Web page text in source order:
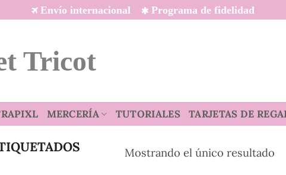
Envío internacional Programa de fidelidad
Tricot
MERCERÍA TUTORIALES TARJETAS DE
Mostrando el único resultado